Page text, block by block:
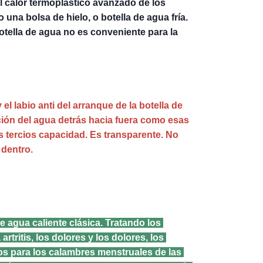
calor termoplástico avanzado de los
bolsa de hielo, o botella de agua fría.
de agua no es conveniente para la
labio anti del arranque de la botella de
del agua detrás hacia fuera como esas
tercios capacidad. Es transparente. No
agua caliente clásica. Tratando los
los dolores y los dolores, los
para los calambres menstruales de las